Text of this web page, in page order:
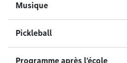
Musique
Pickleball
Programme après l’école